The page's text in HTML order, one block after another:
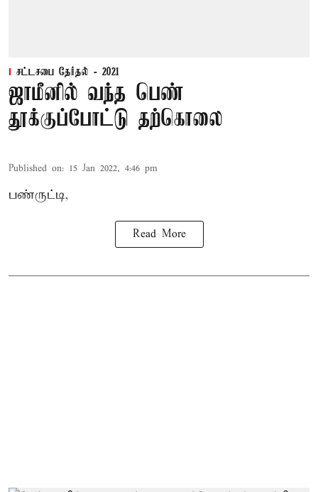
சட்டசபை தேர்தல் - 2021
ஜாமீனில் வந்த பெண்
தூக்குப்போட்டு தற்கொலை
Published on: 15 Jan 2022, 4:46 pm
பண்ருட்டி,
Read More